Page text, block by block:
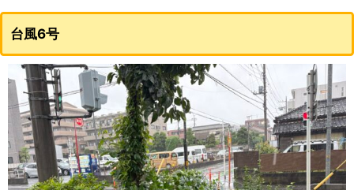
台風6号